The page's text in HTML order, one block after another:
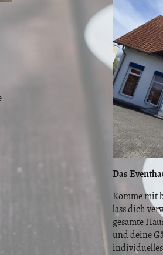
Das
Komme mit
lass dich
gesamte
und deine